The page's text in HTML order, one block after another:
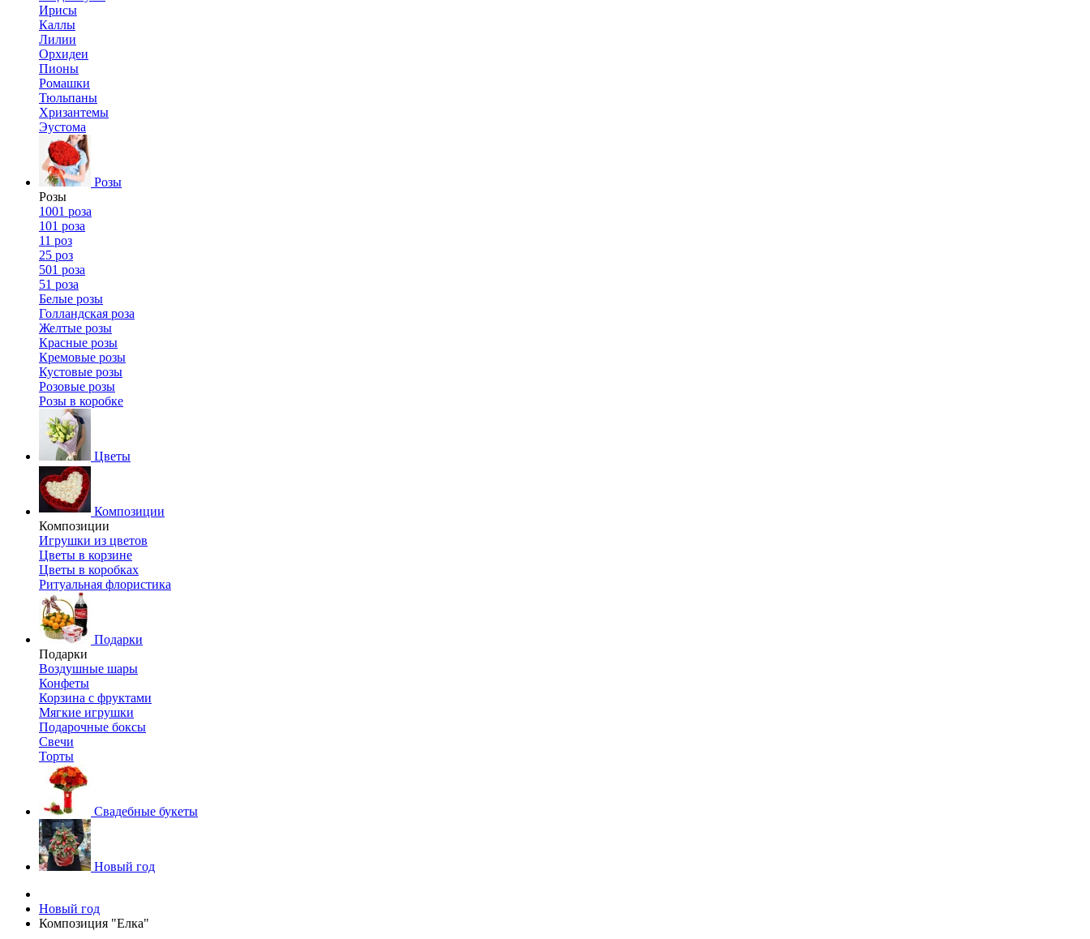
Ирисы
Каллы
Лилии
Орхидеи
Пионы
Ромашки
Тюльпаны
Хризантемы
Эустома
Розы
Розы
1001 роза
101 роза
11 роз
25 роз
501 роза
51 роза
Белые розы
Голландская роза
Желтые розы
Красные розы
Кремовые розы
Кустовые розы
Розовые розы
Розы в коробке
Цветы
Композиции
Композиции
Игрушки из цветов
Цветы в корзине
Цветы в коробках
Ритуальная флористика
Подарки
Подарки
Воздушные шары
Конфеты
Корзина с фруктами
Мягкие игрушки
Подарочные боксы
Свечи
Торты
Свадебные букеты
Новый год
Новый год
Композиция "Елка"